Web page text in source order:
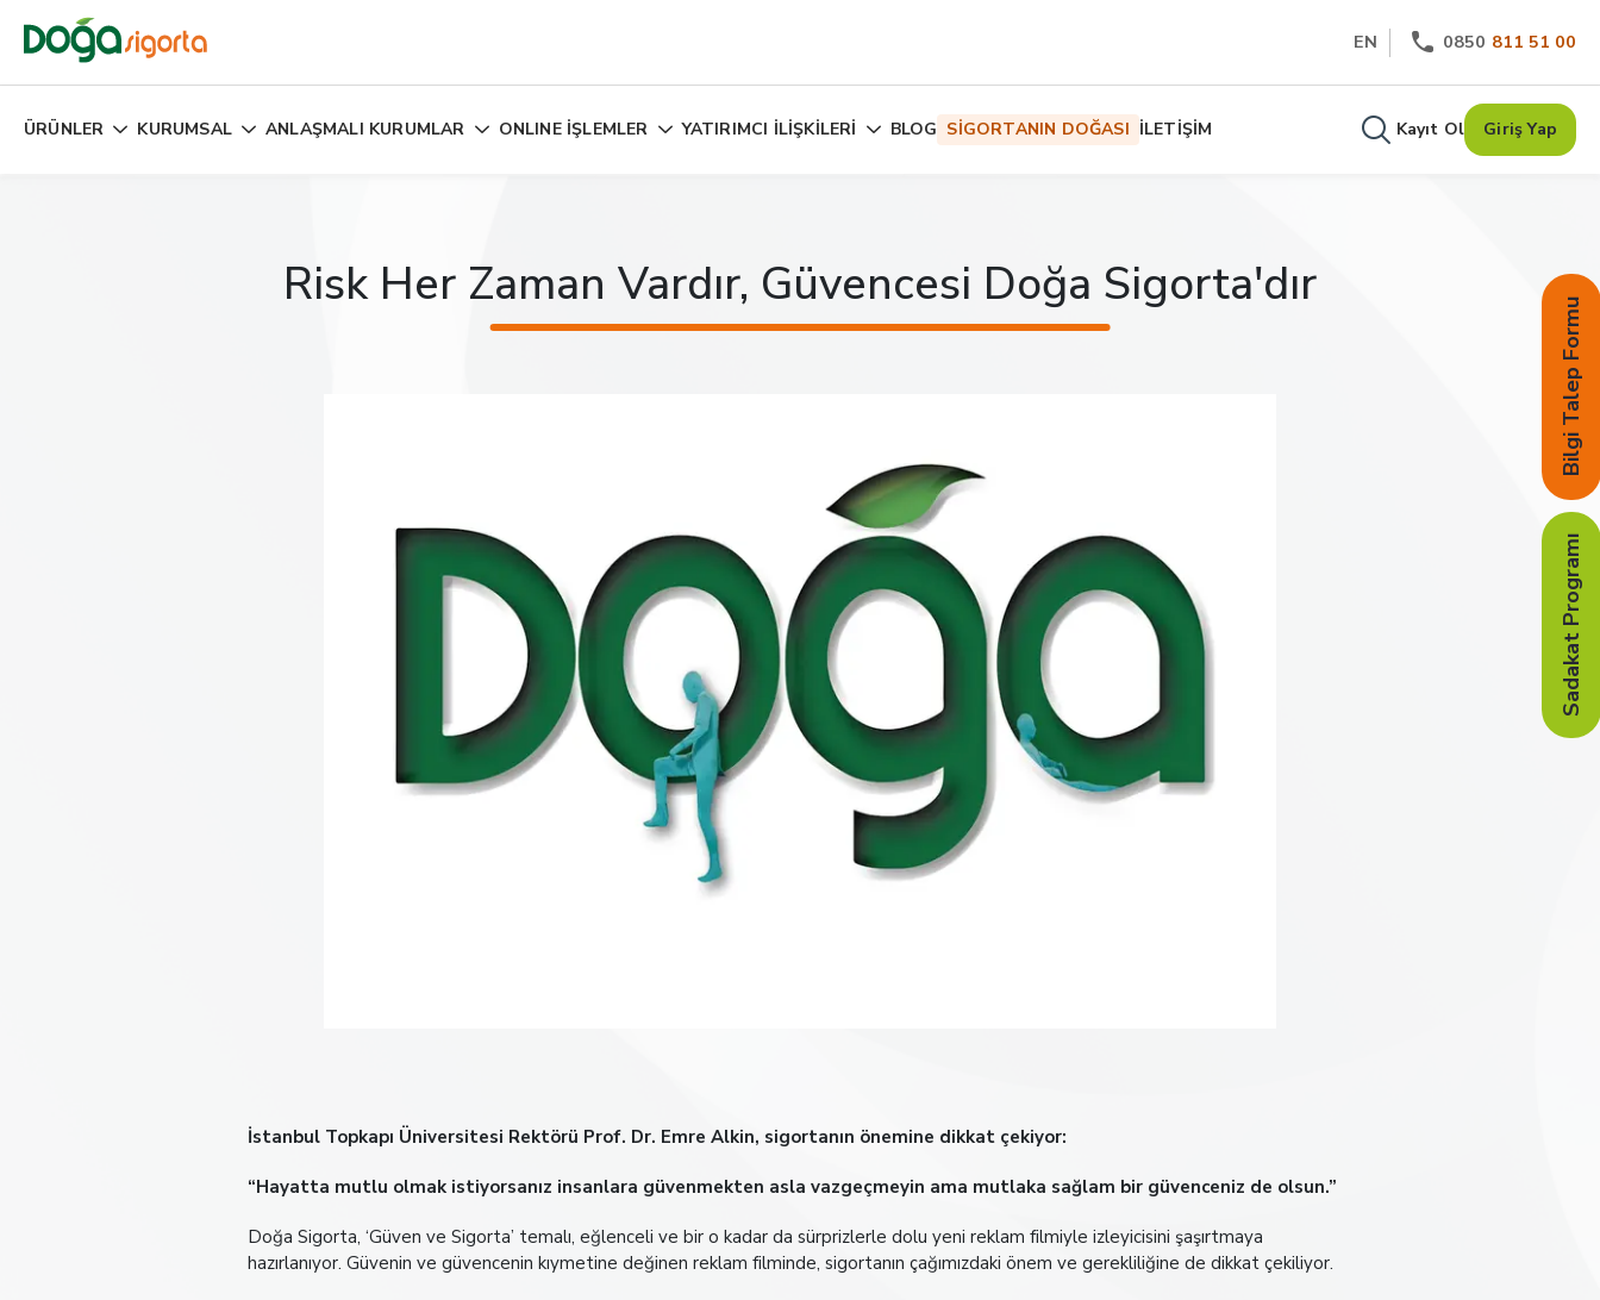
EN 0850 811 51 00
ÜRÜNLER KURUMSAL ANLAŞMALI KURUMLAR ONLINE İŞLEMLER YATIRIMCI İLİŞKİLERİ BLOG SİGORTANIN DOĞASI İLETİŞİM Kayıt Ol Giriş Yap
Risk Her Zaman Vardır, Güvencesi Doğa Sigorta'dır
İstanbul Topkapı Üniversitesi Rektörü Prof. Dr. Emre Alkin, sigortanın önemine dikkat çekiyor:
“Hayatta mutlu olmak istiyorsanız insanlara güvenmekten asla vazgeçmeyin ama mutlaka sağlam bir güvenceniz de olsun.”
Doğa Sigorta, ‘Güven ve Sigorta’ temalı, eğlenceli ve bir o kadar da sürprizlerle dolu yeni reklam filmiyle izleyicisini şaşırtmaya
hazırlanıyor. Güvenin ve güvencenin kıymetine değinen reklam filminde, sigortanın çağımızdaki önem ve gerekliliğine de dikkat çekiliyor.
Bilgi Talep Formu
Sadakat Programı